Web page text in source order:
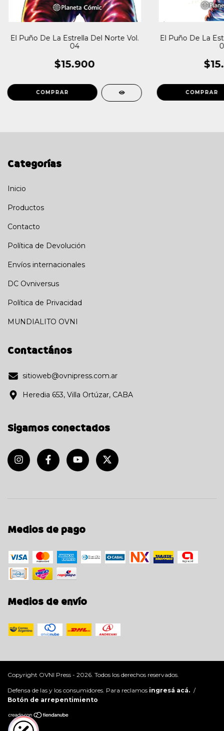
El Puño De La Estrella Del Norte Vol.
04
$15.900
El Puño De La
Categorías
Inicio
Productos
Contacto
Política de Devolución
Envíos internacionales
DC Ovniversus
Política de Privacidad
MUNDIALITO OVNI
Contactános
sitioweb@ovnipress.com.ar
Heredia 653, Villa Ortúzar, CABA
Sigamos conectados
Medios de pago
Medios de envío
Copyright OVNI Press - 2026. Todos los derechos reservados.
Defensa de las y los consumidores. Para reclamos ingresá acá. /
Botón de arrepentimiento